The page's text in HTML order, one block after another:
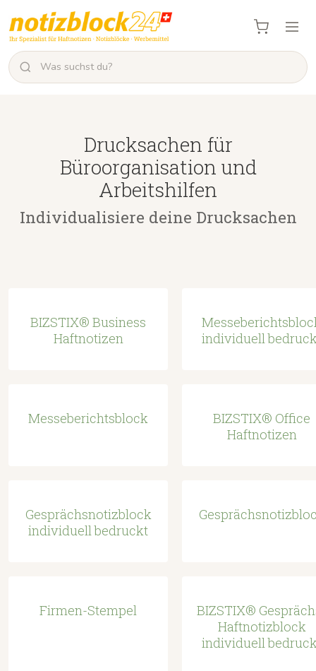
Drucksachen für
Büroorganisation und
Arbeitshilfen
Individualisiere deine Drucksachen
BIZSTIX® Business
Haftnotizen
individuell
Messeberichtsblock
BIZSTIX® Office
Haftnotizen
Gesprächsnotizblock
individuell bedruckt
Firmen-Stempel
BIZSTIX®
Haftnotizblock
individuell